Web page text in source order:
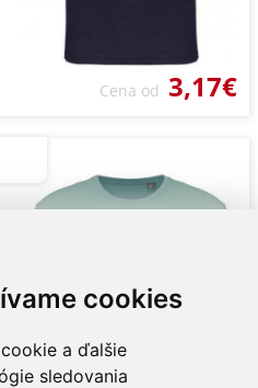
cookies
a ďalšie
sledovania
Cena od 3,17€